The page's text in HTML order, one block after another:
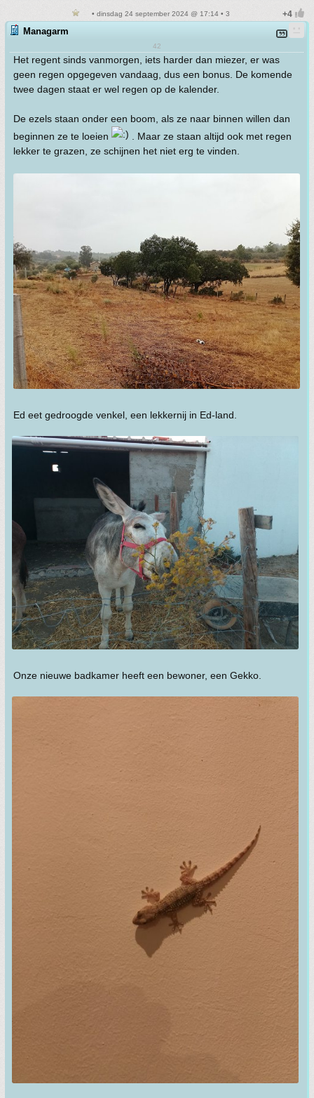
• dinsdag 24 september 2024 @ 17:14 • 3
Managarm
42
Het regent sinds vanmorgen, iets harder dan miezer, er was
geen regen opgegeven vandaag, dus een bonus. De komende
twee dagen staat er wel regen op de kalender.
De ezels staan onder een boom, als ze naar binnen willen dan
beginnen ze te loeien
. Maar ze staan altijd ook met regen
lekker te grazen, ze schijnen het niet erg te vinden.
Ed eet gedroogde venkel, een lekkernij in Ed-land.
Onze nieuwe badkamer heeft een bewoner, een Gekko.